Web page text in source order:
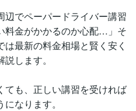
辺でペーパードライバー講習
料金がかかるのか心配…」そ
最新の料金相場と賢く安く
します。
ても、正しい講習を受ければ
なります。